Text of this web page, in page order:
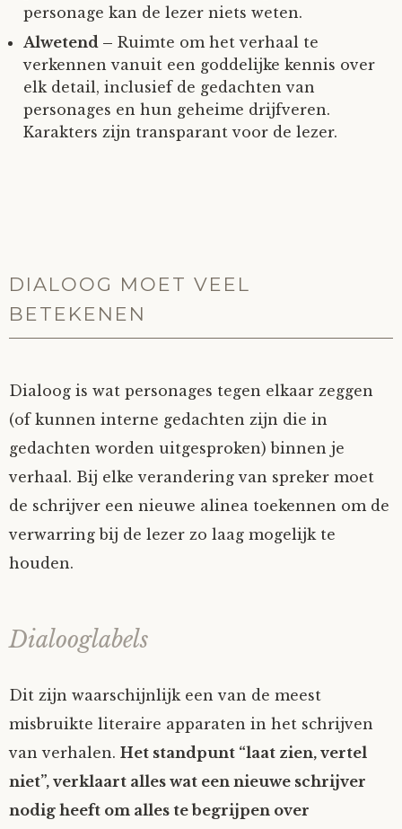
personage kan de lezer niets weten.
Alwetend – Ruimte om het verhaal te
verkennen vanuit een goddelijke kennis over
elk detail, inclusief de gedachten van
personages en hun geheime drijfveren.
Karakters zijn transparant voor de lezer.
DIALOOG MOET VEEL
BETEKENEN
Dialoog is wat personages tegen elkaar zeggen
(of kunnen interne gedachten zijn die in
gedachten worden uitgesproken) binnen je
verhaal. Bij elke verandering van spreker moet
de schrijver een nieuwe alinea toekennen om de
verwarring bij de lezer zo laag mogelijk te
houden.
Dialooglabels
Dit zijn waarschijnlijk een van de meest
misbruikte literaire apparaten in het schrijven
van verhalen. Het standpunt “laat zien, vertel
niet”, verklaart alles wat een nieuwe schrijver
nodig heeft om alles te begrijpen over